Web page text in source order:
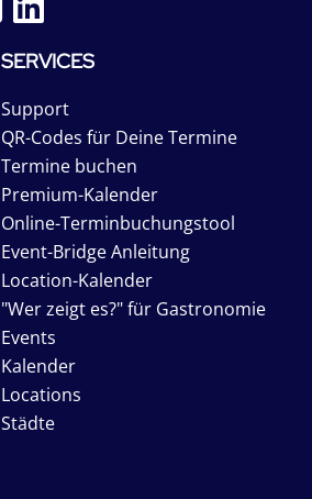
SERVICES
Support
QR-Codes für Deine Termine
Termine buchen
Premium-Kalender
Online-Terminbuchungstool
Event-Bridge Anleitung
Location-Kalender
"Wer zeigt es?" für Gastronomie
Events
Kalender
Locations
Städte